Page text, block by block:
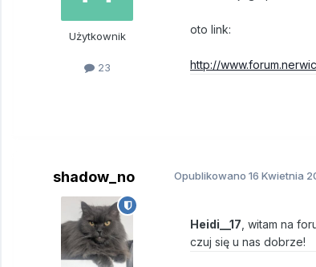
Użytkownik
23
oto link:
http://
shadow_no Opublikowano 16 Kwietnia
Heidi__17 , witam na
czuj się u nas dobrze!